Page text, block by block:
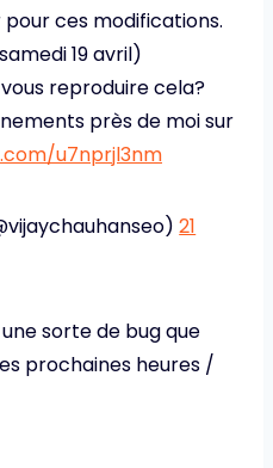
pour ces modifications.
19 avril)
reproduire cela?
près de moi sur
u7nprjl3nm
21
sorte de bug que
prochaines heures /